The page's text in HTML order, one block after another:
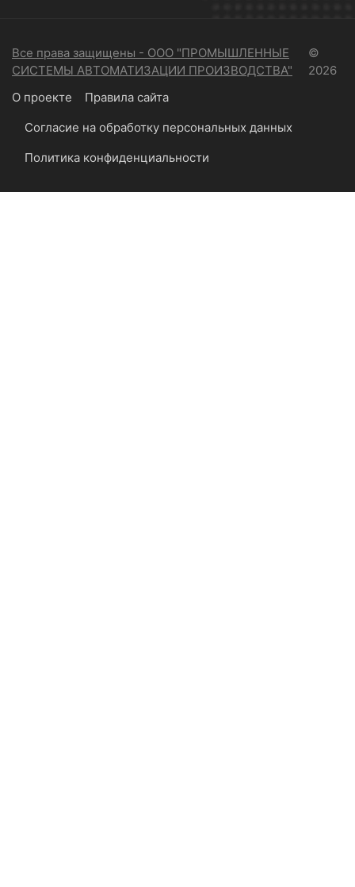
Все права защищены - ООО "ПРОМЫШЛЕННЫЕ
СИСТЕМЫ АВТОМАТИЗАЦИИ ПРОИЗВОДСТВА"
©
2026
О проекте
Правила сайта
Согласие на обработку персональных данных
Политика конфиденциальности